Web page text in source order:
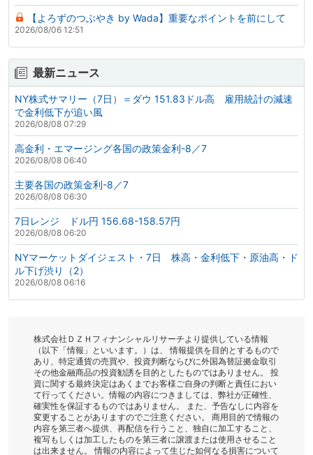
【よろずのつぶやき by Wada】重要なポイントを前にして
2026/08/06 12:51
最新ニュース
NY株式サマリー（7日）＝ダウ 151.83ドル高 雇用統計の減速
で金利低下が追い風
2026/08/08 07:29
高金利・エマージング各国の政策金利-8／7
2026/08/08 06:40
主要各国の政策金利-8／7
2026/08/08 06:30
7日レンジ ドル円 156.68-158.57円
2026/08/08 06:20
NYマーケットダイジェスト・7日 株高・金利低下・原油高・ド
ル下げ渋り（2）
2026/08/08 06:16
株式会社ＤＺＨフィナンシャルリサーチより提供している情報
（以下「情報」といいます。）は、 情報提供を目的とするもので
あり、特定通貨の売買や、投資判断ならびに外国為替証拠金取引
その他金融商品の投資勧誘を目的としたものではありません。 投
資に関する最終決定はあくまでお客様ご自身の判断と責任におい
て行ってください。情報の内容につきましては、弊社が正確性、
確実性を保証するものではありません。 また、予告なしに内容を
変更することがありますのでご注意ください。 商用目的で情報の
内容を第三者へ提供、再配信を行うこと、独自に加工すること、
複写もしくは加工したものを第三者に譲渡または使用させること
は出来ません。 情報の内容によって生じた如何なる損害について